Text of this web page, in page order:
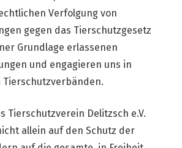
Verfolgung von
gegen das Tierschutzgesetz
Grundlage erlassenen
und engagieren uns in
Tierschutzverein Delitzsch e.V.
allein auf den Schutz der